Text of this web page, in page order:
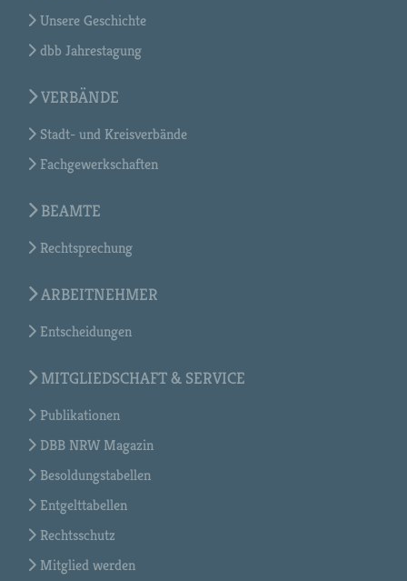
Unsere Geschichte
dbb Jahrestagung
VERBÄNDE
Stadt- und Kreisverbände
Fachgewerkschaften
BEAMTE
Rechtsprechung
ARBEITNEHMER
Entscheidungen
MITGLIEDSCHAFT & SERVICE
Publikationen
DBB NRW Magazin
Besoldungstabellen
Entgelttabellen
Rechtsschutz
Mitglied werden